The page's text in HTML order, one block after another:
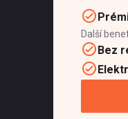
Další
Bez